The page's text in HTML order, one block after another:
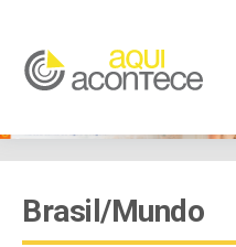
Brasil/Mundo